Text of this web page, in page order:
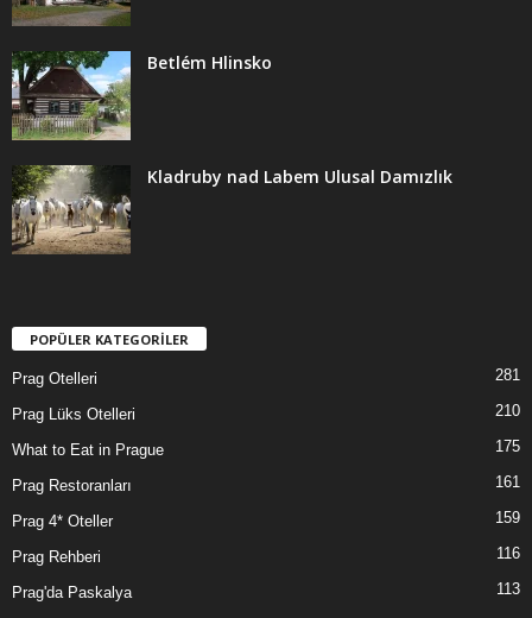
Betlém Hlinsko
Kladruby nad Labem Ulusal Damızlık
POPÜLER KATEGORİLER
Prag Otelleri 281
Prag Lüks Otelleri 210
What to Eat in Prague 175
Prag Restoranları 161
Prag 4* Oteller 159
Prag Rehberi 116
Prag'da Paskalya 113